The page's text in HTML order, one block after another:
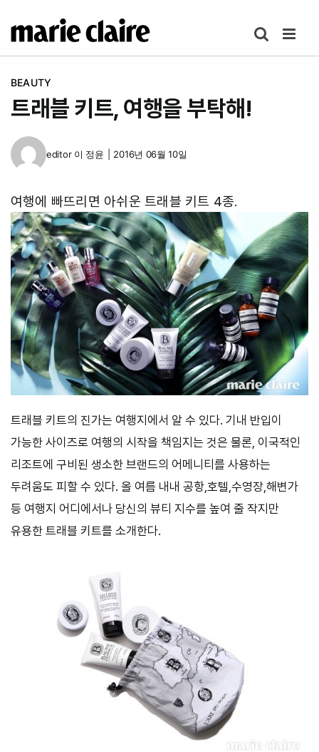
텐
BEAUTY
트래블 키트, 여행을 부탁해!
editor 이 정윤 2016년 06월 10일
여행에 빠뜨리면 아쉬운 트래블 키트 4종.
트래블 키트의 진가는 여행지에서 알 수 있다. 기내 반입이
가능한 사이즈로 여행의 시작을 책임지는 것은 물론, 이국적인
리조트에 구비된 생소한 브랜드의 어메니티를 사용하는
두려움도 피할 수 있다. 올 여름 내내 공항,호텔,수영장,해변가
등 여행지 어디에서나 당신의 뷰티 지수를 높여 줄 작지만
유용한 트래블 키트를 소개한다.